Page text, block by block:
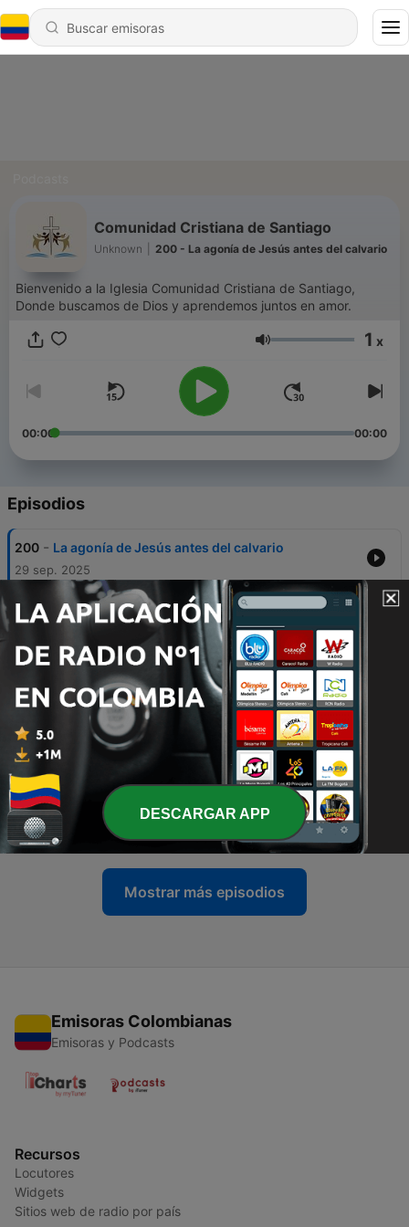
Comunidad Cristiana de Santiago
Unknown 200 - La agonía de Jesús antes del calvario
Bienvenido a la Iglesia Comunidad Cristiana de Santiago,
Donde buscamos de Dios y aprendemos juntos en amor.
Volumen 1 x
00:00 00:00
Episodios
200 - La agonía de Jesús antes del calvario
29 sep. 2025
199 - La gracia de Dios para el pecador
17 jun. 2025
198 -
Razones para priorizar el ministerio que Dios nos
ha encargado
09 jun. 2025
197 - Creer en el Evangelio es Fundamental para
Evangelizar
28 mayo 2025
196 - Somos participantes del plan de salvación
20 mayo 2025
Mostrar más episodios
Emisoras Colombianas
Emisoras y Podcasts
Recursos
Locutores
Widgets
Sitios web de radio por país
DESCARGAR APP